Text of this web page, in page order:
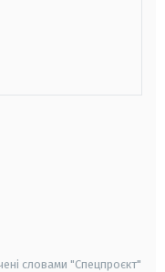
словами "Спецпроєкт"